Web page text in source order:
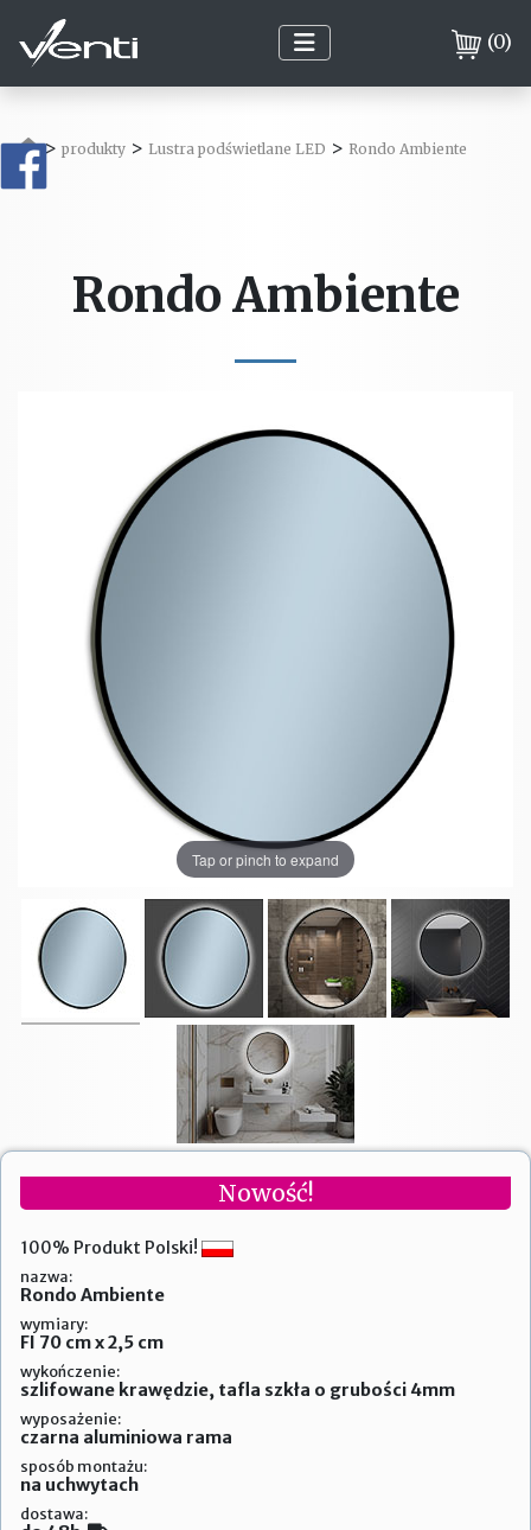
(0)
> produkty > Lustra podświetlane LED > Rondo Ambiente
Rondo Ambiente
Tap or pinch to expand
Nowość!
100% Produkt Polski!
nazwa:
Rondo Ambiente
wymiary:
FI 70 cm x 2,5 cm
wykończenie:
szlifowane krawędzie, tafla szkła o grubości 4mm
wyposażenie:
czarna aluminiowa rama
sposób montażu:
na uchwytach
dostawa: